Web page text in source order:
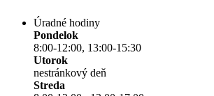
Úradné hodiny
Pondelok
8:00-12:00, 13:00-15:30
Utorok
nestránkový deň
Streda